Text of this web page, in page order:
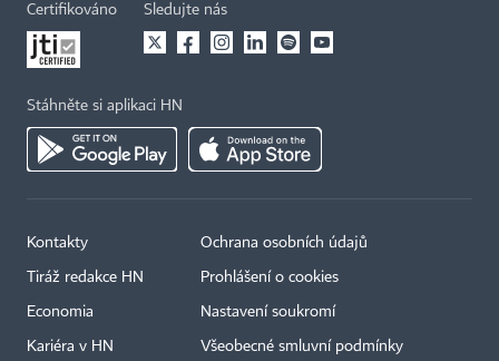
Certifikováno Sledujte nás
Stáhněte si aplikaci HN
Kontakty
Tiráž redakce HN
Economia
Kariéra v HN
Ochrana osobních údajů
Prohlášení o cookies
Nastavení soukromí
Všeobecné smluvní podmínky